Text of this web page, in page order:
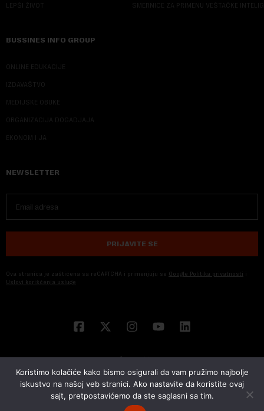
LEPŠI ŽIVOT SMERNICE ZA PRIMENU VEŠTAČKE
BUSSINES INFO GROUP
ONLINE EDUKACIJE
IZDAVAŠTVO
MEDIJSKE OBUKE
ORGANIZACIJA DOGADJAJA
EKONOM I JA
NEWSLETTER
PRIJAVITE SE
Ova stranica je zaštićena sa reCAPTCHA i primenjuju se Google Politika privatnosti i
Uslovi korišćenja usluge
© 2026 NOVA EKONOMIJA | SVA PRAVA ZADŽANA | DEVELOPED BY
Koristimo kolačiće kako bismo osigurali da vam pružimo najbolje
iskustvo na našoj veb stranici. Ako nastavite da koristite ovaj
sajt, pretpostavićemo da ste saglasni sa tim.